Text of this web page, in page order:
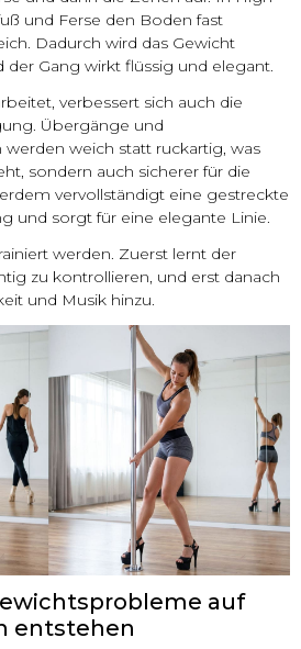
und Ferse den Boden fast
Dadurch wird das Gewicht
Gang wirkt flüssig und elegant.
verbessert sich auch die
Übergänge und
weich statt ruckartig, was
sondern auch sicherer für die
vervollständigt eine gestreckte
und sorgt für eine elegante Linie.
werden. Zuerst lernt der
zu kontrollieren, und erst danach
und Musik hinzu.
auf
entstehen